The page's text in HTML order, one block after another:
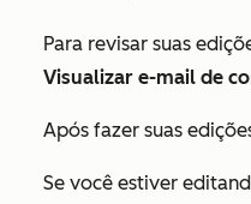
Para revisar suas
Visualizar e-mail de
Após fazer suas
Se você estiver